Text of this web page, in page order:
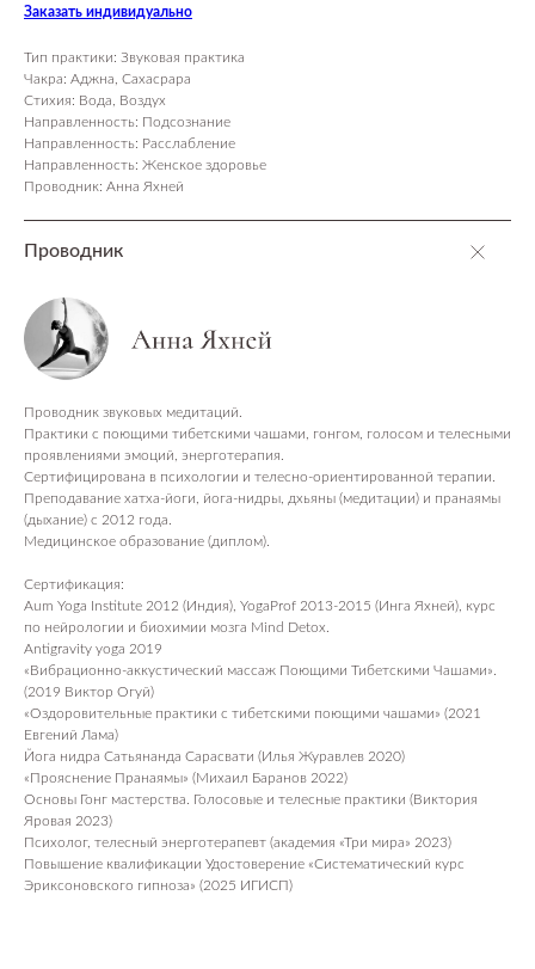
Заказать индивидуально
Тип практики: Звуковая практика
Чакра: Аджна, Сахасрара
Стихия: Вода, Воздух
Направленность: Подсознание
Направленность: Расслабление
Направленность: Женское здоровье
Проводник: Анна Яхней
Проводник
Проводник звуковых медитаций.
Практики с поющими тибетскими чашами, гонгом, голосом и телесными
проявлениями эмоций, энерготерапия.
Сертифицирована в психологии и телесно-ориентированной терапии.
Преподавание хатха-йоги, йога-нидры, дхьяны (медитации) и пранаямы
(дыхание) с 2012 года.
Медицинское образование (диплом).
Сертификация:
Aum Yoga Institute 2012 (Индия), YogaProf 2013-2015 (Инга Яхней), курс
по нейрологии и биохимии мозга Mind Detox.
Antigravity yoga 2019
«Вибрационно-аккустический массаж Поющими Тибетскими Чашами».
(2019 Виктор Огуй)
«Оздоровительные практики с тибетскими поющими чашами» (2021
Евгений Лама)
Йога нидра Сатьянанда Сарасвати (Илья Журавлев 2020)
«Прояснение Пранаямы» (Михаил Баранов 2022)
Основы Гонг мастерства. Голосовые и телесные практики (Виктория
Яровая 2023)
Психолог, телесный энерготерапевт (академия «Три мира» 2023)
Повышение квалификации Удостоверение «Систематический курс
Эриксоновского гипноза» (2025 ИГИСП)
БУДЬ БЛИЖЕ К НАМ
ПОСЕТИТЕЛЯМ
ПАРТНЕРАМ
Пространство
Магазин
Контакты
Аренда
Консалтинг и продюсирование
ПОКУПАТЕЛЯМ
Публичная оферта
Политика обработки данных
Пользовательское соглашение
Оферта посещения занятий
Оферта подарочных сертификатов